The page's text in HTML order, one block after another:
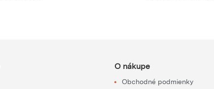
O nákupe
Obchodné podmienky